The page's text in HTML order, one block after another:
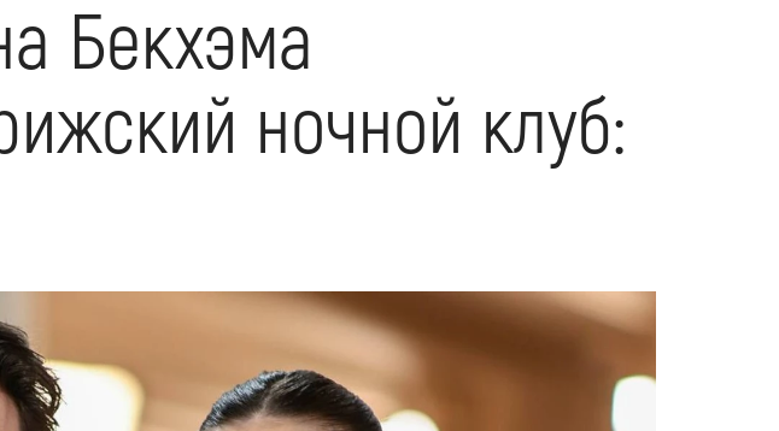
Бекхэма
ночной клуб: